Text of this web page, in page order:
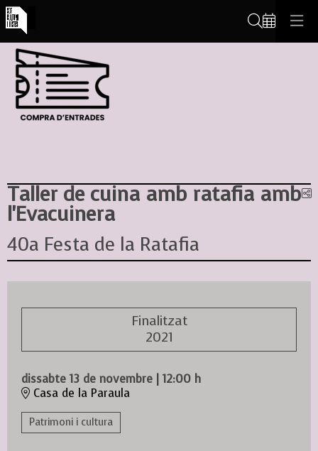
Taller de cuina amb ratafia amb
l'Evacuinera
40a Festa de la Ratafia
Finalitzat
2021
dissabte 13 de novembre | 12:00 h
Casa de la Paraula
Patrimoni i cultura